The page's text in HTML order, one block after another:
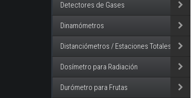
Detectores de Gases
Dinamómetros
Distanciómetros / Estaciones Totales
Dosímetro para Radiación
Durómetro para Frutas